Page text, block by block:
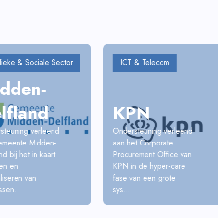
& Sociale Sector
verleend
Midden-
bij het in kaart
en
van
ICT & Telecom
KPN
Ondersteuning verleend
aan het Corporate
Procurement Office van
KPN in de hyper-care
fase van een grote
sys...